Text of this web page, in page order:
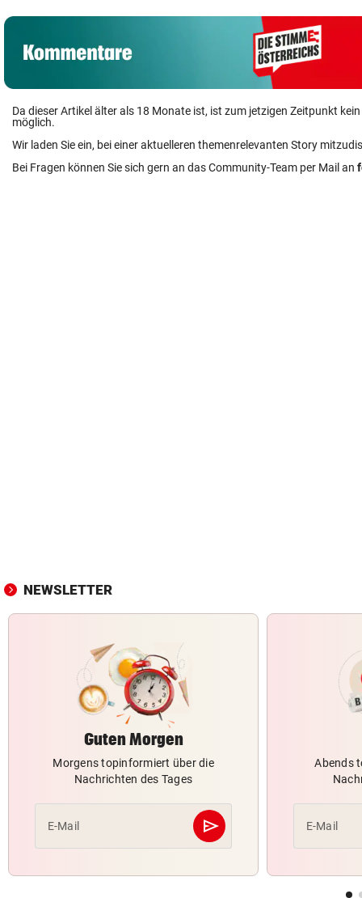
Da dieser Artikel älter als 18 Monate ist, ist zum jetzigen Zeitpunkt
möglich.
Wir laden Sie ein, bei einer aktuelleren themenrelevanten Story
Bei Fragen können Sie sich gern an das Community-Team per Mail an
NEWSLETTER
Guten Morgen
Morgens topinformiert über die
Nachrichten des Tages
E-Mail send
Abschicken
Abends
E-Mail